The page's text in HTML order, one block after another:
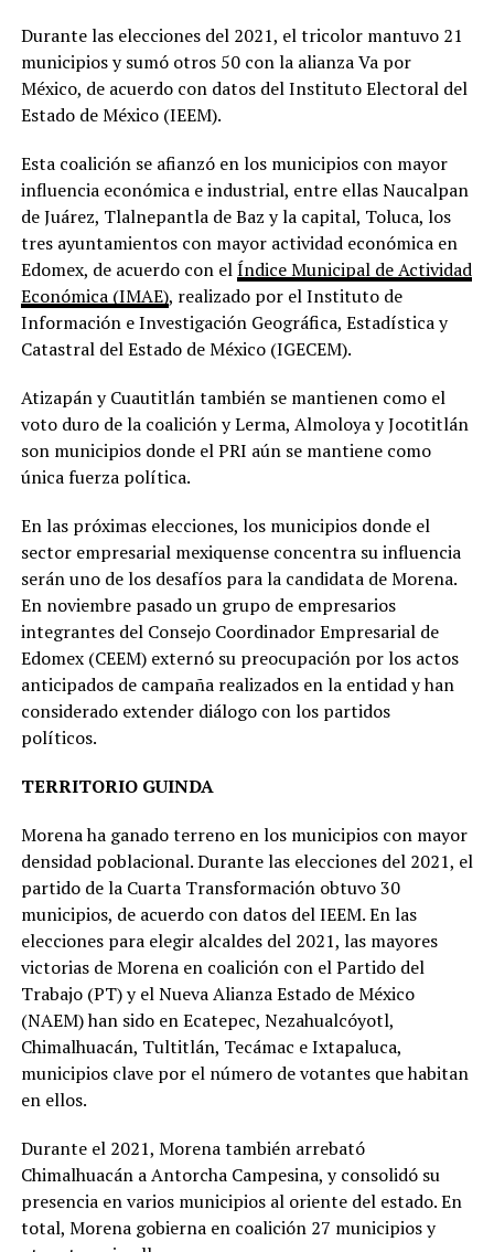
Durante las elecciones del 2021, el tricolor mantuvo 21
municipios y sumó otros 50 con la alianza Va por
México, de acuerdo con datos del Instituto Electoral del
Estado de México (IEEM).
Esta coalición se afianzó en los municipios con mayor
influencia económica e industrial, entre ellas Naucalpan
de Juárez, Tlalnepantla de Baz y la capital, Toluca, los
tres ayuntamientos con mayor actividad económica en
Edomex, de acuerdo con elÍndice Municipal de Actividad
Económica (IMAE), realizado por el Instituto de
Información e Investigación Geográfica, Estadística y
Catastral del Estado de México (IGECEM).
Atizapán y Cuautitlán también se mantienen como el
voto duro de la coalición y Lerma, Almoloya y Jocotitlán
son municipios donde el PRI aún se mantiene como
única fuerza política.
En las próximas elecciones, los municipios donde el
sector empresarial mexiquense concentra su influencia
serán uno de los desafíos para la candidata de Morena.
En noviembre pasado un grupo de empresarios
integrantes del Consejo Coordinador Empresarial de
Edomex (CEEM) externó su preocupación por los actos
anticipados de campaña realizados en la entidad y han
considerado extender diálogo con los partidos
políticos.
TERRITORIO GUINDA
Morena ha ganado terreno en los municipios con mayor
densidad poblacional. Durante las elecciones del 2021, el
partido de la Cuarta Transformación obtuvo 30
municipios, de acuerdo con datos del IEEM. En las
elecciones para elegir alcaldes del 2021, las mayores
victorias de Morena en coalición con el Partido del
Trabajo (PT) y el Nueva Alianza Estado de México
(NAEM) han sido en Ecatepec, Nezahualcóyotl,
Chimalhuacán, Tultitlán, Tecámac e Ixtapaluca,
municipios clave por el número de votantes que habitan
en ellos.
Durante el 2021, Morena también arrebató
Chimalhuacán a Antorcha Campesina, y consolidó su
presencia en varios municipios al oriente del estado. En
total, Morena gobierna en coalición 27 municipios y